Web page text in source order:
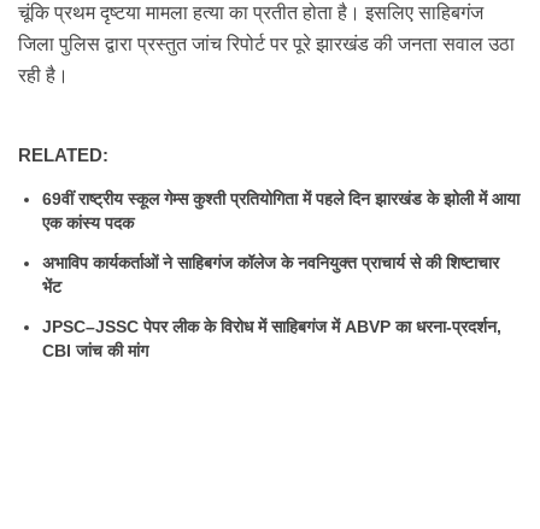
चूंकि प्रथम दृष्टया मामला हत्या का प्रतीत होता है। इसलिए साहिबगंज
जिला पुलिस द्वारा प्रस्तुत जांच रिपोर्ट पर पूरे झारखंड की जनता सवाल उठा
रही है।
RELATED:
69वीं राष्ट्रीय स्कूल गेम्स कुश्ती प्रतियोगिता में पहले दिन झारखंड के झोली में आया
एक कांस्य पदक
अभाविप कार्यकर्ताओं ने साहिबगंज कॉलेज के नवनियुक्त प्राचार्य से की शिष्टाचार
भेंट
JPSC–JSSC पेपर लीक के विरोध में साहिबगंज में ABVP का धरना-प्रदर्शन,
CBI जांच की मांग